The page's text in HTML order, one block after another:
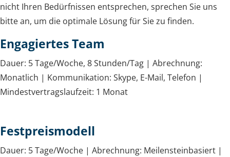
nicht Ihren Bedürfnissen entsprechen, sprechen Sie uns
bitte an, um die optimale Lösung für Sie zu finden.
Engagiertes Team
Dauer: 5 Tage/Woche, 8 Stunden/Tag | Abrechnung:
Monatlich | Kommunikation: Skype, E-Mail, Telefon |
Mindestvertragslaufzeit: 1 Monat
Festpreismodell
Dauer: 5 Tage/Woche | Abrechnung: Meilensteinbasiert |